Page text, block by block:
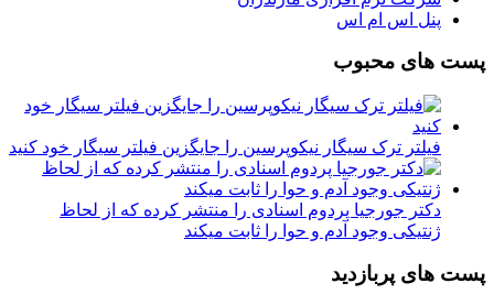
پنل اس ام اس
پست های محبوب
فیلتر ترک سیگار نیکوپرسین را جایگزین فیلتر سیگار خود کنید
دکتر جورجیا پردوم اسنادی را منتشر کرده که از لحاظ
ژنتیکی وجود آدم و حوا را ثابت میکند
پست های پربازدید